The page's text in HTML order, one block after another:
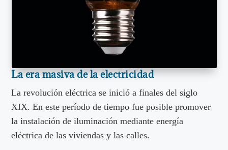
La era masiva de la electricidad
La revolución eléctrica se inició a finales del siglo
XIX. En este período de tiempo fue posible promover
la instalación de iluminación mediante energía
eléctrica de las viviendas y las calles.